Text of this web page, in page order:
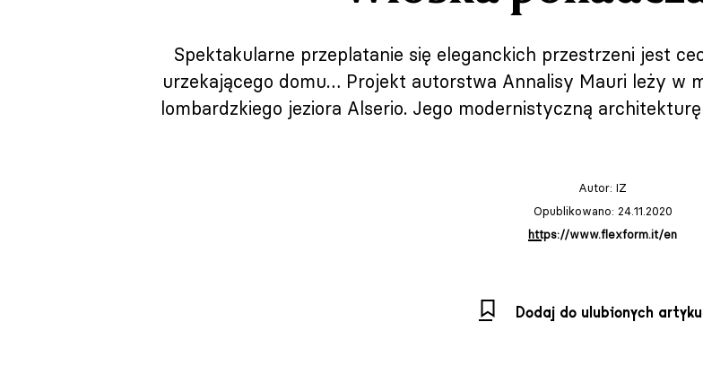
Spektakularne przeplatanie się eleganckich przestrzeni jest
urzekającego domu… Projekt autorstwa Annalisy Mauri leży w
lombardzkiego jeziora Alserio. Jego modernistyczną
Autor: IZ
Opublikowano: 24.11.2020
https://www.flexform.it/en
Dodaj do ulubionych